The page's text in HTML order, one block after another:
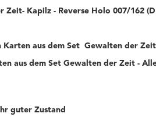
Zeit- Kapilz - Reverse Holo 007/162
Karten aus dem Set Gewalten der
aus dem Set Gewalten der Zeit -
guter Zustand